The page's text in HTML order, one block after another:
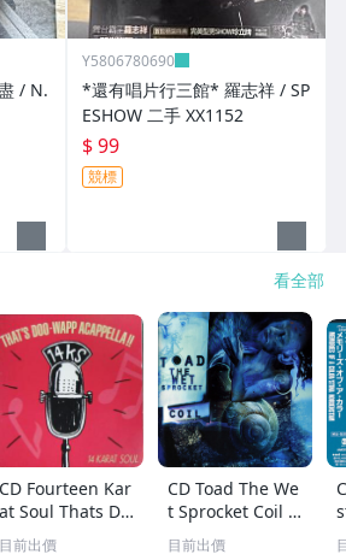
/ N.
Y5806780690
*還有唱片行三館* 羅志祥 / SP
ESHOW 二手 XX1152
$ 99
競標
看全部
CD Fourteen Kar
at Soul Thats Do
o-Wapp Acappel
目前出價
CD Toad The We
t Sprocket Coil C
K67862 Columbi
目前出價